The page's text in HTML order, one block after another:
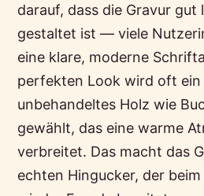
darauf, dass die Gravur gut
gestaltet ist — viele
eine klare, moderne
perfekten Look wird oft ein
unbehandeltes Holz wie
gewählt, das eine warme
verbreitet. Das macht das
echten Hingucker, der